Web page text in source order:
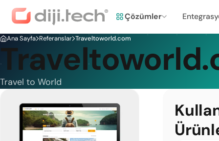
Çözümler
Ana Sayfa Referanslar Traveltoworld.com
Travel to World